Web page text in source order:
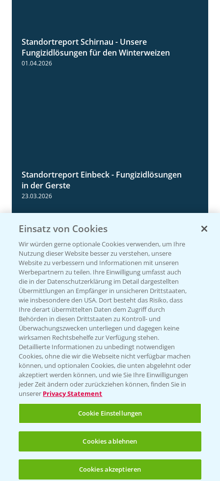
Standortreport Schirnau - Unsere
Fungizidlösungen für den Winterweizen
01.04.2026
6:50
Standortreport Einbeck - Fungizidlösungen
in der Gerste
23.03.2026
Standortreport Einbeck -
Herausforderungen im Winterweizen und
fungizide Lösungen
23.03.2026
Standortreport Rommerskirchen - Vorteile
des Fungizideinsatzes in der Gerste
23.03.2026
(noch 4)
Einsatz von Cookies
Wir würden gerne optionale Cookies verwenden, um Ihre
Nutzung dieser Website besser zu verstehen, unsere
Website zu verbessern und Informationen mit unseren
Werbepartnern zu teilen. Ihre Einwilligung umfasst auch
die in der Datenschutzerklärung im Detail dargestellten
Übermittlungen an Empfänger in unsicheren Drittstaaten,
wie insbesondere den USA. Dort besteht das Risiko, dass
Ihre derart übermittelten Daten dem Zugriff durch
Behörden in diesen Drittstaaten zu Kontroll- und
Überwachungszwecken unterliegen und dagegen keine
wirksamen Rechtsbehelfe zur Verfügung stehen.
Detaillierte Informationen zu unbedingt notwendigen
Cookies, ohne die wir die Webseite nicht verfügbar machen
können, und optionalen Cookies, die unten abgelehnt oder
akzeptiert werden können, und wie Sie Ihre Einwilligungen
jeder Zeit ändern oder zurückziehen können, finden Sie in
unserer Privacy Statement
Cookie Einstellungen
Cookies ablehnen
Cookies akzeptieren